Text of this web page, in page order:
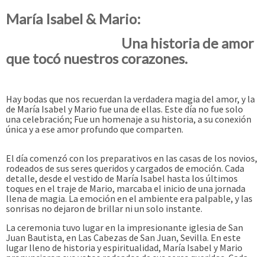
María Isabel & Mario:
Una historia de amor
que tocó nuestros corazones.
Hay bodas que nos recuerdan la verdadera magia del amor, y la
de María Isabel y Mario fue una de ellas. Este día no fue solo
una celebración; Fue un homenaje a su historia, a su conexión
única y a ese amor profundo que comparten.
El día comenzó con los preparativos en las casas de los novios,
rodeados de sus seres queridos y cargados de emoción. Cada
detalle, desde el vestido de María Isabel hasta los últimos
toques en el traje de Mario, marcaba el inicio de una jornada
llena de magia. La emoción en el ambiente era palpable, y las
sonrisas no dejaron de brillar ni un solo instante.
La ceremonia tuvo lugar en la impresionante iglesia de San
Juan Bautista, en Las Cabezas de San Juan, Sevilla. En este
lugar lleno de historia y espiritualidad, María Isabel y Mario